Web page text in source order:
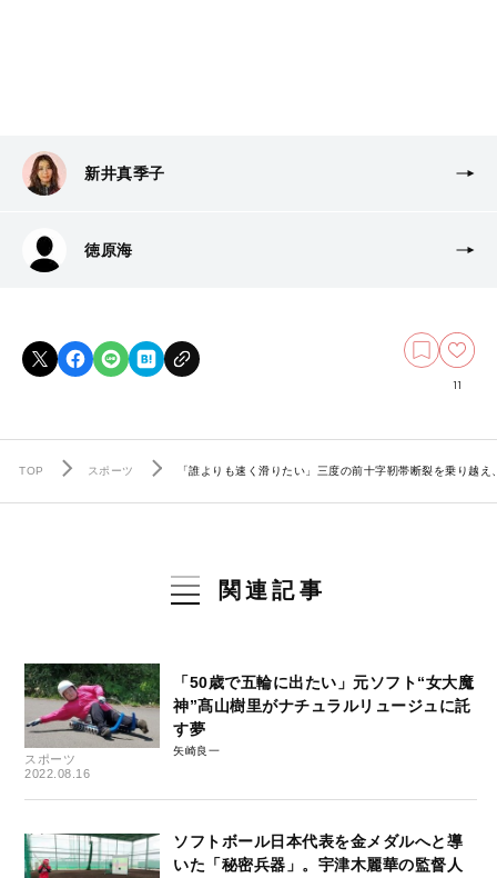
新井真季子
徳原海
11
TOP スポーツ 「誰よりも速く滑りたい」三度の前十字靭帯断裂を乗り越
関連記事
スポーツ
2022.08.16
「50歳で五輪に出たい」元ソフト“女大魔
神”髙山樹里がナチュラルリュージュに託
す夢
矢崎良一
ソフトボール日本代表を金メダルへと導
いた「秘密兵器」。宇津木麗華の監督人